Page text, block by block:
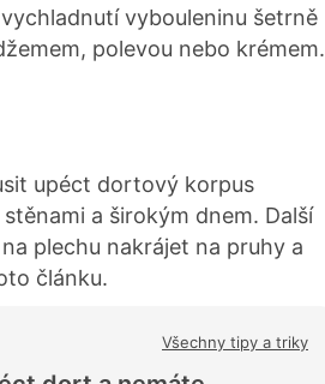
vybouleninu šetrně
polevou nebo krémem.
upéct dortový korpus
a širokým dnem. Další
plechu nakrájet na pruhy a
článku.
Všechny tipy a triky